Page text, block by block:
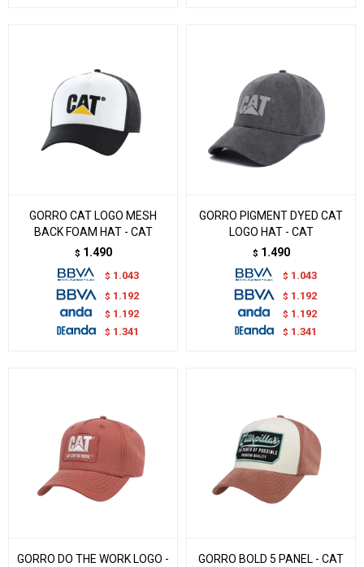
GORRO CAT LOGO MESH
BACK FOAM HAT - CAT
$ 1.490
$ 1.043
$ 1.192
$ 1.192
$ 1.341
GORRO PIGMENT DYED CAT
LOGO HAT - CAT
$ 1.490
$ 1.043
$ 1.192
$ 1.192
$ 1.341
GORRO DO THE WORK LOGO -
GORRO BOLD 5 PANEL - CAT